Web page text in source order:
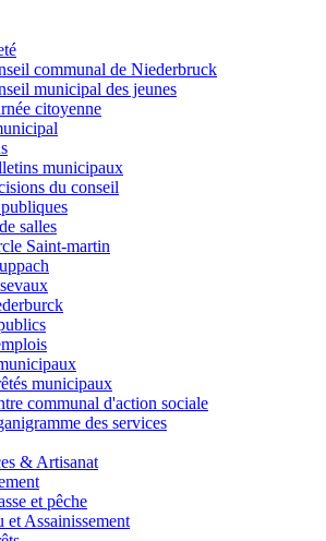
communal de Niederbruck
municipal des jeunes
citoyenne
municipaux
du conseil
salles
Saint-martin
municipaux
communal d'action sociale
des services
& Artisanat
et pêche
et Assainissement